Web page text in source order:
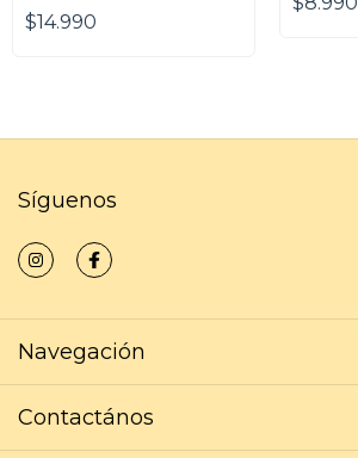
$14.990
Síguenos
Navegación
Contactános